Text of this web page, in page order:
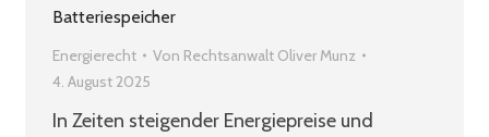
Batteriespeicher
Energierecht Von Rechtsanwalt Oliver Munz
4. August 2025
In Zeiten steigender Energiepreise und